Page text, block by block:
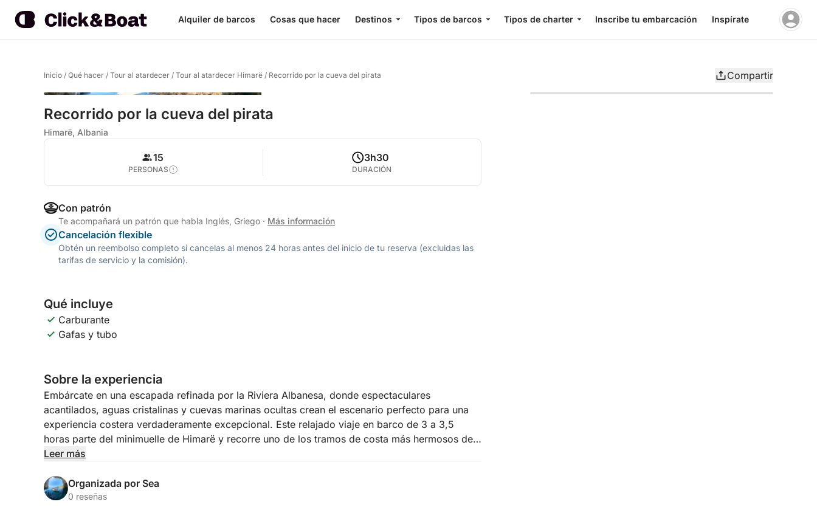
Alquiler de barcos Cosas que hacer Destinos Tipos de barcos Tipos de charter Inscribe tu embarcación Inspírate
Inicio / Qué hacer / Tour al atardecer / Tour al atardecer Himarë / Recorrido por la cueva del pirata Compartir
Recorrido por la cueva del pirata
Himarë, Albania
15
PERSONAS
3h30
DURACIÓN
Con patrón
Te acompañará un patrón que habla Inglés, Griego · Más información
Cancelación flexible
Obtén un reembolso completo si cancelas al menos 24 horas antes del inicio de tu reserva (excluidas las
tarifas de servicio y la comisión).
Qué incluye
Carburante
Gafas y tubo
Sobre la experiencia
Embárcate en una escapada refinada por la Riviera Albanesa, donde espectaculares
acantilados, aguas cristalinas y cuevas marinas ocultas crean el escenario perfecto para una
experiencia costera verdaderamente excepcional. Este relajado viaje en barco de 3 a 3,5
horas parte del minimuelle de Himarë y recorre uno de los tramos de costa más hermosos del
país, revelando bahías recónditas y playas vírgenes que te harán sentir como en casa, lejos de
Mientras navegas por Himarë, la playa de Livadhi, la playa del Acuario, la playa de Jali, la
Leer más
Organizada por Sea
0 reseñas